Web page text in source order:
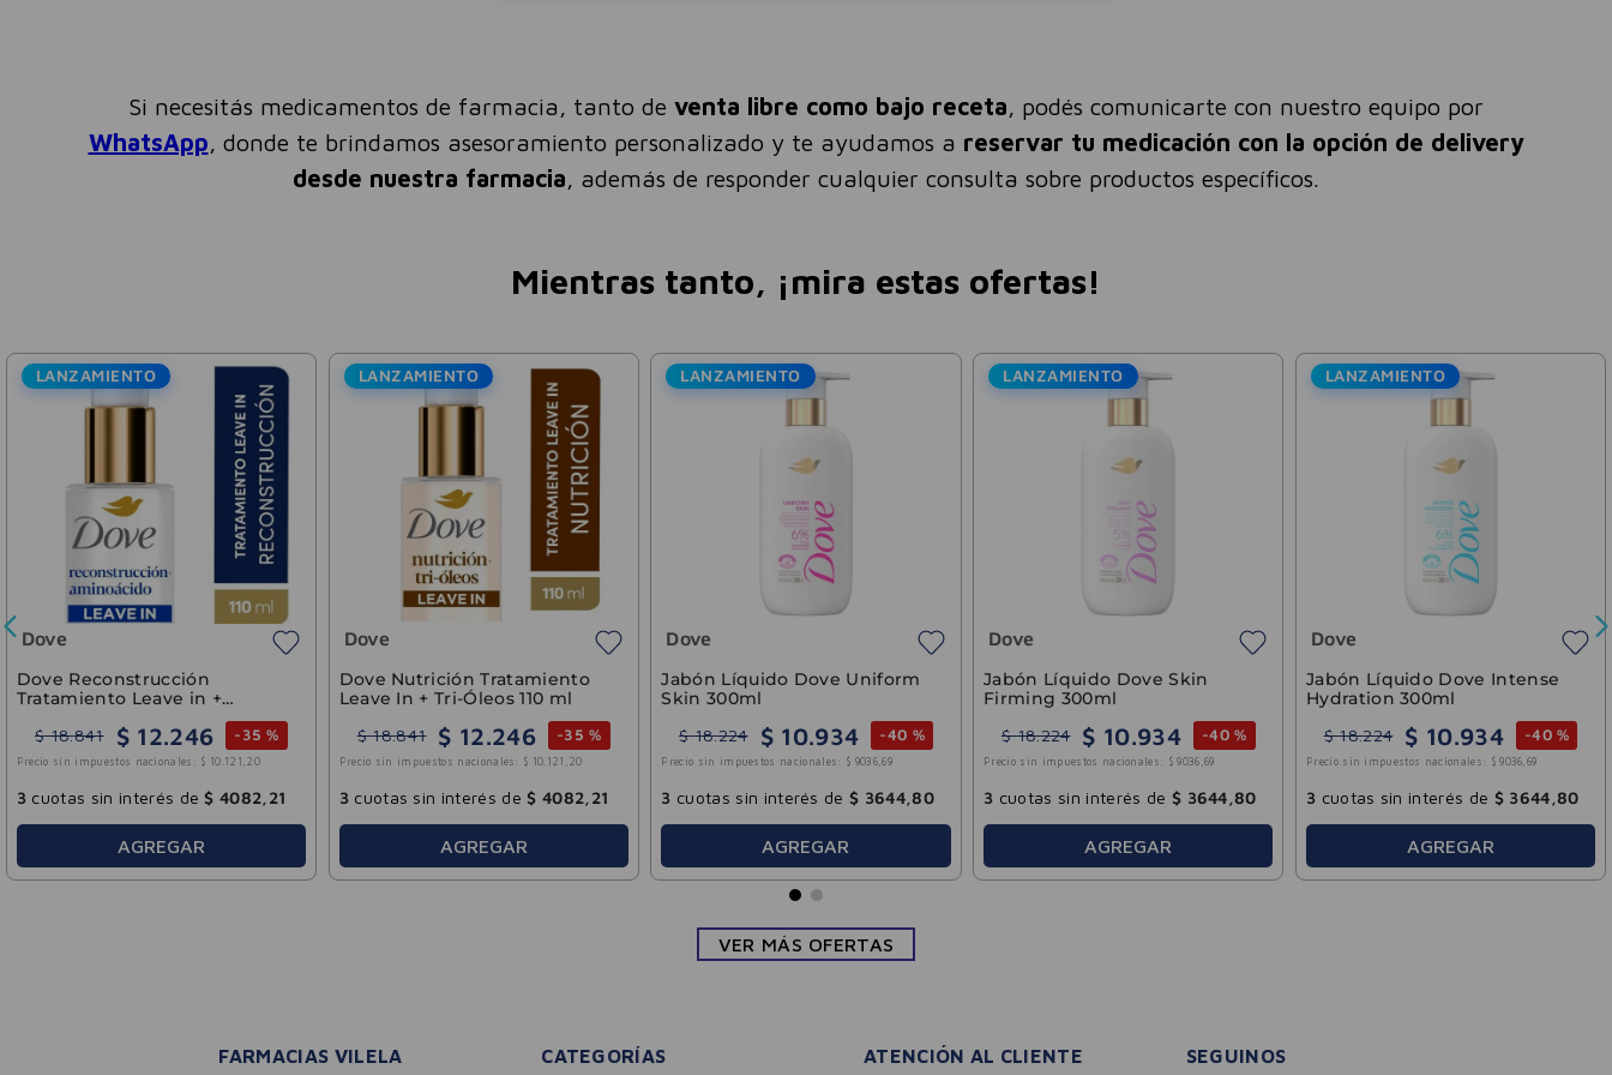
Si necesitás medicamentos de farmacia, tanto de venta libre como bajo receta, podés comunicarte con nuestro equipo por
WhatsApp, donde te brindamos asesoramiento personalizado y te ayudamos a reservar tu medicación con la opción de delivery
desde nuestra farmacia, además de responder cualquier consulta sobre productos específicos.
Mientras tanto, ¡mira estas ofertas!
LANZAMIENTO
Bagó - Arcor
Colágeno Hidrolizado Sabor
Limonada Simple Bagó 273ml
$ 36.468 $ 25.527 -30 %
Precio sin impuestos nacionales: $ 21 .097 ,19
3 cuotas sin interés de $ 8509 20
AGREGAR
Creatina Monohidrato Sin
Sabor Crealiv 150g
$ 25.750 $ 18.025 -30 %
Precio sin impuestos nacionales: $ 14. 896 , 69
3cuotas sin interés de $ 6008 ,33
AGREGAR
Espuma Limpiadora
Microexfoliante Pro Lifting
$ 24.033 $ 14.419 -40 %
Precio sin impuestos nacionales: $ 11.917,19
3 cuotas sin interés de $ 4806 ,60
AGREGAR
Vick Vaporub Ungüento Lata
12g
$ 6000 $ 3300 45 %
Precio sin impuestos nacionales: $ 2727,27
3 cuotas sin interés de $ 1100, 00
AGREGAR
LANZAMIENTO
Dove
Dove Body Scrub Granada y
10 934
Precio sin impuestos nacionales:
cuotas sin interés de
AGREGAR
VER MÁS OFERTAS
FARMACIAS VILELA CATEGORÍAS ATENCIÓN AL CLIENTE SEGUINOS